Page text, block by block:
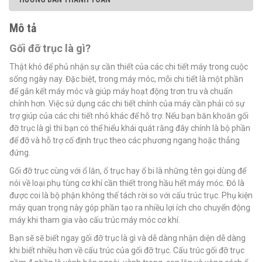
Mô tả
Gối đỡ trục là gì?
Thật khó để phủ nhận sự cần thiết của các chi tiết máy trong cuộc
sống ngày nay. Đặc biệt, trong máy móc, mỗi chi tiết là một phần
để gắn kết máy móc và giúp máy hoạt động trơn tru và chuẩn
chỉnh hơn. Việc sử dụng các chi tiết chính của máy cần phải có sự
trợ giúp của các chi tiết nhỏ khác để hỗ trợ. Nếu bạn băn khoăn gối
đỡ trục là gì thì bạn có thể hiểu khái quát rằng đây chính là bộ phần
để đỡ và hỗ trợ cố định trục theo các phương ngang hoặc thẳng
đứng.
Gối đỡ trục cùng với ổ lăn, ổ trục hay ổ bi là những tên gọi dùng để
nói về loại phụ tùng cơ khí cần thiết trong hầu hết máy móc. Đó là
được coi là bộ phận không thể tách rời so với cấu trúc trục. Phụ kiện
máy quan trọng này góp phần tạo ra nhiều lợi ích cho chuyển động
máy khi tham gia vào cấu trúc máy móc cơ khí.
Bạn sẽ sẽ biết ngay gối đỡ trục là gì và dễ dàng nhận diện dễ dàng
khi biết nhiều hơn về cấu trúc của gối đỡ trục. Cấu trúc gối đỡ trục